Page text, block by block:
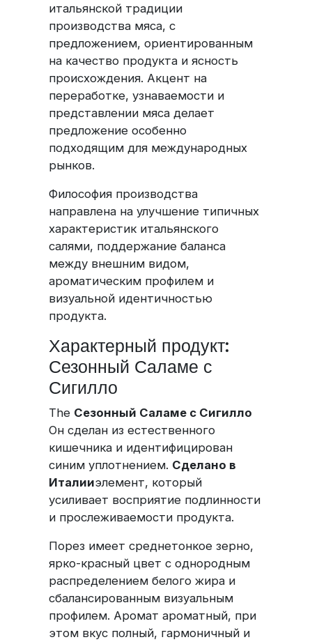
итальянской традиции
производства мяса, с
предложением, ориентированным
на качество продукта и ясность
происхождения. Акцент на
переработке, узнаваемости и
представлении мяса делает
предложение особенно
подходящим для международных
рынков.
Философия производства
направлена на улучшение типичных
характеристик итальянского
салями, поддержание баланса
между внешним видом,
ароматическим профилем и
визуальной идентичностью
продукта.
Характерный продукт:
Сезонный Саламе с
Сигилло
The Сезонный Саламе с Сигилло
Он сделан из естественного
кишечника и идентифицирован
синим уплотнением. Сделано в
Италииэлемент, который
усиливает восприятие подлинности
и прослеживаемости продукта.
Порез имеет среднетонкое зерно,
ярко-красный цвет с однородным
распределением белого жира и
сбалансированным визуальным
профилем. Аромат ароматный, при
этом вкус полный, гармоничный и